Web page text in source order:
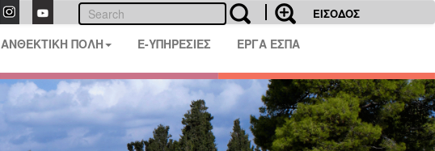
ΕΙΣΟΔΟΣ
ΑΝΘΕΚΤΙΚΗ ΠΟΛΗ E-ΥΠΗΡΕΣΙΕΣ ΕΡΓΑ ΕΣΠΑ